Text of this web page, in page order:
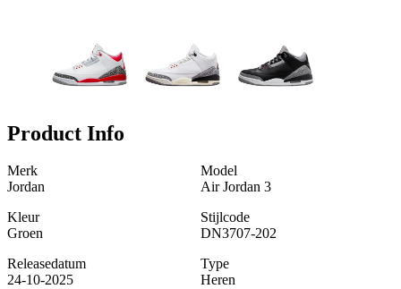
Product Info
Merk
Jordan
Model
Air Jordan 3
Kleur
Groen
Stijlcode
DN3707-202
Releasedatum
24-10-2025
Type
Heren